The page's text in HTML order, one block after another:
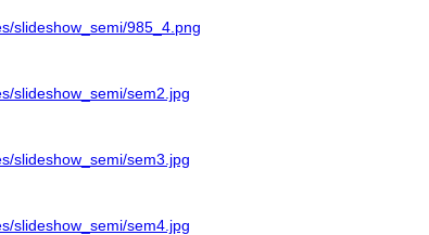
slideshow_semi/985_4.png
slideshow_semi/sem2.jpg
slideshow_semi/sem3.jpg
slideshow_semi/sem4.jpg